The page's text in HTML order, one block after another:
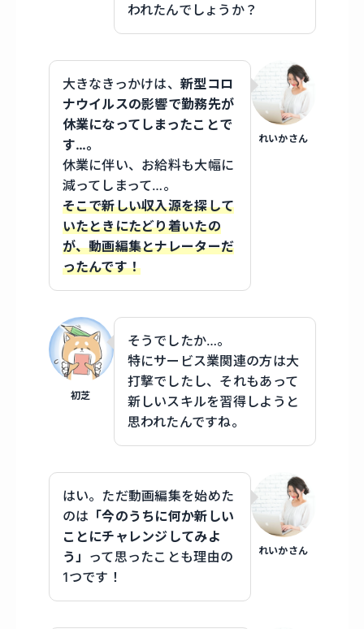
われたんでしょうか？
れいかさん
大きなきっかけは、新型コロ
ナウイルスの影響で勤務先が
休業になってしまったことで
す…。
休業に伴い、お給料も大幅に
減ってしまって…。
そこで新しい収入源を探して
いたときにたどり着いたの
が、動画編集とナレーターだ
ったんです！
初芝
そうでしたか…。
特にサービス業関連の方は大
打撃でしたし、それもあって
新しいスキルを習得しようと
思われたんですね。
れいかさん
はい。ただ動画編集を始めた
のは 「今のうちに何か新しい
ことにチャレンジしてみよ
う」 って思ったことも理由の
1つです！